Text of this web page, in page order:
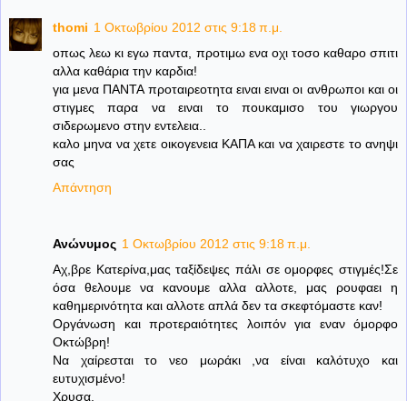
thomi 1 Οκτωβρίου 2012 στις 9:18 π.μ.
οπως λεω κι εγω παντα, προτιμω ενα οχι τοσο καθαρο σπιτι
αλλα καθάρια την καρδια!
για μενα ΠΑΝΤΑ προταιρεοτητα ειναι ειναι οι ανθρωποι και οι
στιγμες παρα να ειναι το πουκαμισο του γιωργου
σιδερωμενο στην εντελεια..
καλο μηνα να χετε οικογενεια ΚΑΠΑ και να χαιρεστε το ανηψι
σας
Απάντηση
Ανώνυμος 1 Οκτωβρίου 2012 στις 9:18 π.μ.
Aχ,βρε Κατερίνα,μας ταξίδεψες πάλι σε ομορφες στιγμές!Σε
όσα θελουμε να κανουμε αλλα αλλοτε, μας ρουφαει η
καθημερινότητα και αλλοτε απλά δεν τα σκεφτόμαστε καν!
Οργάνωση και προτεραιότητες λοιπόν για εναν όμορφο
Οκτώβρη!
Να χαίρεσται το νεο μωράκι ,να είναι καλότυχο και
ευτυχισμένο!
Χρυσα.